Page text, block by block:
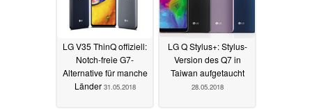
LG V35 ThinQ offiziell:
Notch-freie G7-
Alternative für manche
Länder 31.05.2018
LG Q Stylus+: Stylus-
Version des Q7 in
Taiwan aufgetaucht
28.05.2018